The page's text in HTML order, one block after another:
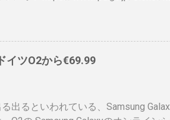
年数によりグリーン、ブルー、ゴー
でもこれって、せっかく作ったの
www.ipa.go.jp/siensi/toberiss/
公開番号なので大丈夫です。 ※名前
がかかるので、講習等でお金を払うタ
イツO2から€69.99
る出るといわれている、Samsung